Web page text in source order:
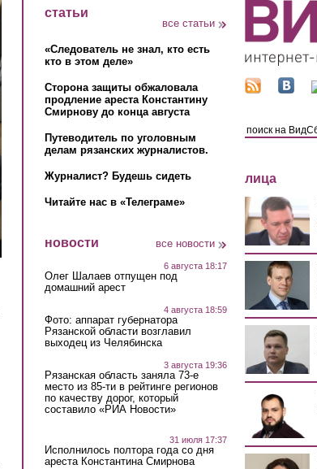
статьи
все статьи
«Следователь не знал, кто есть
кто в этом деле»
Сторона защиты обжаловала
продление ареста Константину
Смирнову до конца августа
Путеводитель по уголовным
делам рязанских журналистов.
Журналист? Будешь сидеть
Читайте нас в «Телеграме»
новости все новости
6 августа 18:17
Олег Шалаев отпущен под
домашний арест
4 августа 18:59
Фото: аппарат губернатора
Рязанской области возглавил
выходец из Челябинска
3 августа 19:36
Рязанская область заняла 73-е
место из 85-ти в рейтинге регионов
по качеству дорог, который
составило «РИА Новости»
31 июля 17:37
Исполнилось полтора года со дня
ареста Константина Смирнова
лица